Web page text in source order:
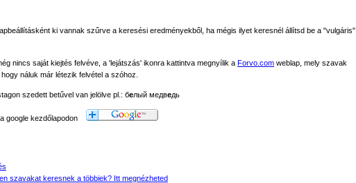
ki vannak szűrve a keresési eredményekből, ha mégis ilyet keresnél állítsd be a "vulgáris"
nincs saját kiejtés felvéve, a 'lejátszás' ikonra kattintva megnyílik a Forvo.com weblap, mely szavak
náluk már létezik felvétel a szóhoz.
szedett betűvel van jelölve pl.: белый медведь
google kezdőlapodon
szavakat keresnek a többiek? Itt megnézheted